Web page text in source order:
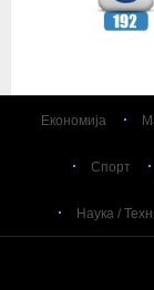
Економија
Спорт
Наука /